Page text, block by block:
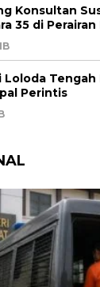
Konsultan
35 di
Loloda
Perintis